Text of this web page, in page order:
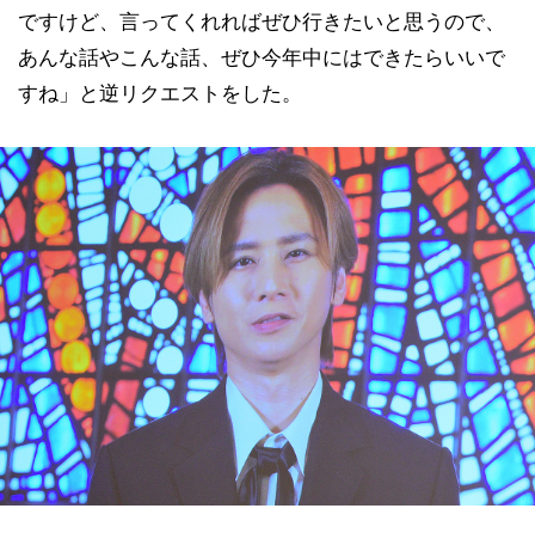
ですけど、言ってくれればぜひ行きたいと思うので、
あんな話やこんな話、ぜひ今年中にはできたらいいで
すね」と逆リクエストをした。